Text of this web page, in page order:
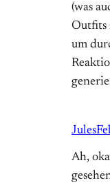
(was
Outfits
um
Jules
Ah,